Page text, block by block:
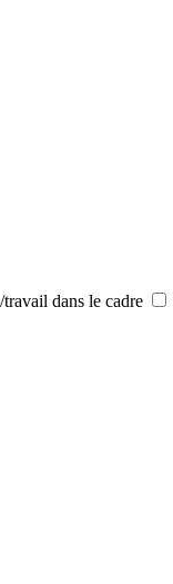
dans le cadre